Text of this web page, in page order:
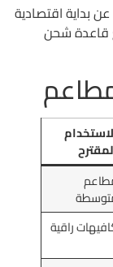
بداية اقتصادية
أجهزة بيجر مع قاعدة شحن
راقية